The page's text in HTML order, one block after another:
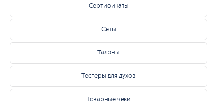
Сертификаты
Сеты
Талоны
Тестеры для духов
Товарные чеки